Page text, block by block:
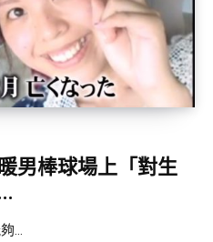
男棒球場上「對生
...